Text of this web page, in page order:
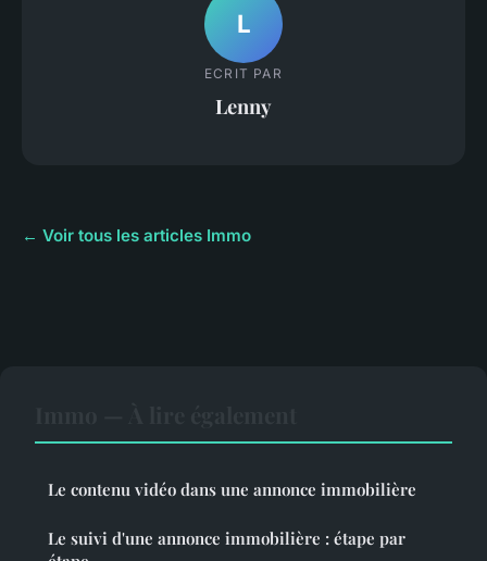
L
ECRIT PAR
Lenny
← Voir tous les articles Immo
Le contenu vidéo dans une annonce immobilière
Le suivi d'une annonce immobilière : étape par